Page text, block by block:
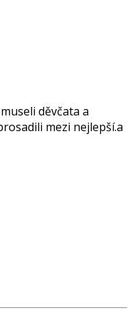
děvčata a
mezi nejlepší.a